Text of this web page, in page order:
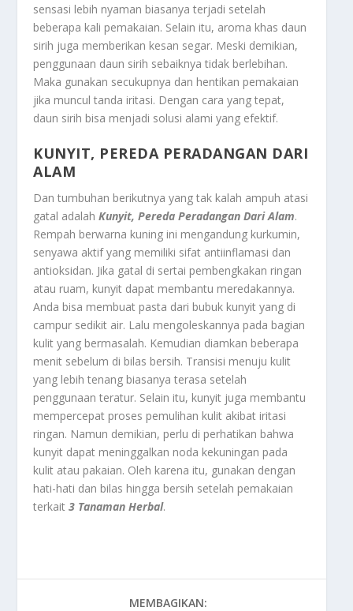
sensasi lebih nyaman biasanya terjadi setelah
beberapa kali pemakaian. Selain itu, aroma khas daun
sirih juga memberikan kesan segar. Meski demikian,
penggunaan daun sirih sebaiknya tidak berlebihan.
Maka gunakan secukupnya dan hentikan pemakaian
jika muncul tanda iritasi. Dengan cara yang tepat,
daun sirih bisa menjadi solusi alami yang efektif.
KUNYIT, PEREDA PERADANGAN DARI
ALAM
Dan tumbuhan berikutnya yang tak kalah ampuh atasi
gatal adalahKunyit, Pereda Peradangan Dari Alam.
Rempah berwarna kuning ini mengandung kurkumin,
senyawa aktif yang memiliki sifat antiinflamasi dan
antioksidan. Jika gatal di sertai pembengkakan ringan
atau ruam, kunyit dapat membantu meredakannya.
Anda bisa membuat pasta dari bubuk kunyit yang di
campur sedikit air. Lalu mengoleskannya pada bagian
kulit yang bermasalah. Kemudian diamkan beberapa
menit sebelum di bilas bersih. Transisi menuju kulit
yang lebih tenang biasanya terasa setelah
penggunaan teratur. Selain itu, kunyit juga membantu
mempercepat proses pemulihan kulit akibat iritasi
ringan. Namun demikian, perlu di perhatikan bahwa
kunyit dapat meninggalkan noda kekuningan pada
kulit atau pakaian. Oleh karena itu, gunakan dengan
hati-hati dan bilas hingga bersih setelah pemakaian
terkait3 Tanaman Herbal.
MEMBAGIKAN: